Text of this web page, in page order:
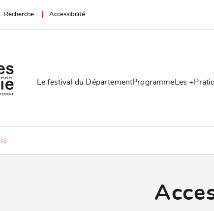
Recherche Accessibilité
Le festival du DépartementProgramme Les +